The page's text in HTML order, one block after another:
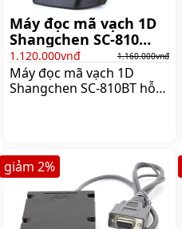
Máy đọc mã vạch 1D
Shangchen SC-810
(kết nối Bluetooth)
1.120.000vnđ 1.160.000vnđ
Máy đọc mã vạch 1D
Shangchen SC-810BT hỗ
gian làm việc liên tục 20
giờ, Giá:1.160.000 đ
giảm 2%